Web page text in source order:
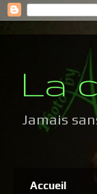
La
Jamais
Accueil